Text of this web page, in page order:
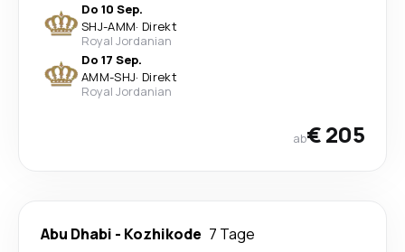
Do 10 Sep.
SHJ-AMM· Direkt
Royal Jordanian
Do 17 Sep.
AMM-SHJ· Direkt
Royal Jordanian
ab€ 205
Abu Dhabi - Kozhikode 7 Tage